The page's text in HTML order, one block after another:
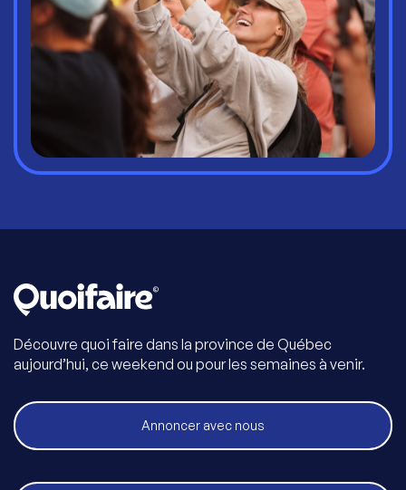
Découvre quoi faire dans la province de Québec
aujourd’hui, ce weekend ou pour les semaines à venir.
Annoncer avec nous